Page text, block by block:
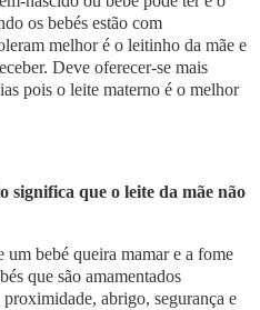
os bebés estão com
melhor é o leitinho da mãe e
Deve oferecer-se mais
pois o leite materno é o melhor
significa que o leite da mãe não
bebé queira mamar e a fome
que são amamentados
abrigo, segurança e